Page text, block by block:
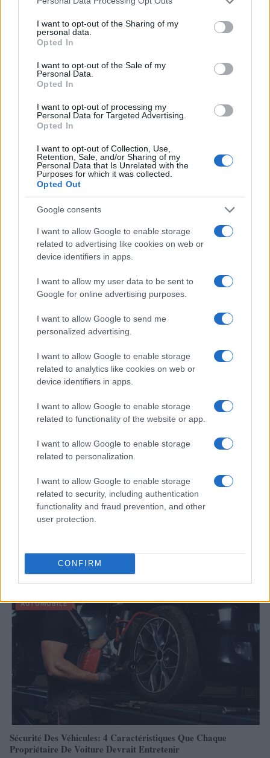
not limited to your visit or usage behaviour. You may click to
grant or deny consent to Google and its third-party tags to
use your data for below specified purposes in below Google
consent section.
I want to opt-out of the Sharing of my
personal data.
Opted In
I want to opt-out of the Sale of my
Personal Data.
Opted In
I want to opt-out of processing my
Personal Data for Targeted Advertising.
Opted In
I want to opt-out of Collection, Use,
Retention, Sale, and/or Sharing of my
Personal Data that Is Unrelated with the
Purposes for which it was collected.
Opted Out
Google consents
I want to allow Google to enable storage
related to advertising like cookies on web or
device identifiers in apps.
I want to allow my user data to be sent to
Google for online advertising purposes.
I want to allow Google to send me
personalized advertising.
I want to allow Google to enable storage
related to analytics like cookies on web or
device identifiers in apps.
I want to allow Google to enable storage
related to functionality of the website or app.
I want to allow Google to enable storage
related to personalization.
I want to allow Google to enable storage
related to security, including authentication
functionality and fraud prevention, and other
user protection.
CONFIRM
Infos.fr Unit
À lire aussi
Réparations automobiles 2025: le guide malin pour réduire la
Infos Rédaction · 27 Août 2025
AUTOMOBILE
Sécurité Des Véhicules: 4 Caractéristiques Que Chaque
Propriétaire De Voiture Devrait Entretenir